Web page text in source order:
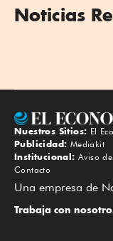
Noticias
Nuestros Sitios: El
Publicidad: Mediakit
Institucional: Aviso
Contacto
Una empresa de
Trabaja con